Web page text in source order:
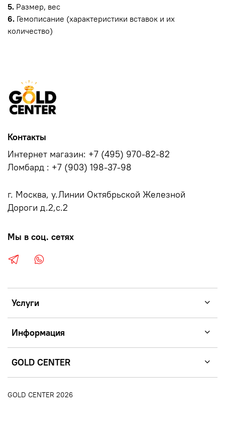
5. Размер, вес
6. Гемописание (характеристики вставок и их
количество)
Услуги
Информация
GOLD CENTER
Контакты
Интернет магазин: +7 (495) 970-82-82
Ломбард : +7 (903) 198-37-98
г. Москва, у.Линии Октябрьской Железной
Дороги д.2,с.2
Мы в соц. сетях
GOLD CENTER 2026